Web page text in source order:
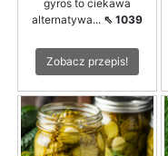
gyros to ciekawa
alternatywa... ⇖ 1039
Zobacz przepis!